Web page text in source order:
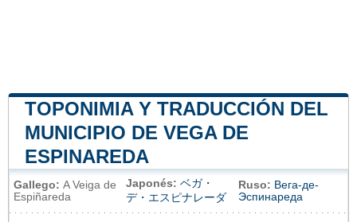
TOPONIMIA Y TRADUCCIÓN DEL
MUNICIPIO DE VEGA DE
ESPINAREDA
Gallego: A Veiga de
Espiñareda
Japonés: ベガ・
デ・エスピナレーダ
Ruso: Вега-де-
Эспинареда